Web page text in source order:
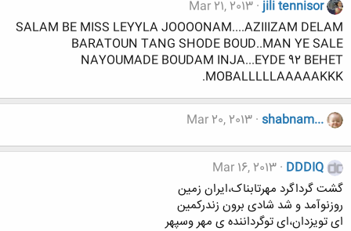
jili tennisor
Mar 21, 2013
SALAM BE MISS LEYYLA JOOOONAM....AZIIIZAM DELAM
BARATOUN TANG SHODE BOUD..MAN YE SALE
NAYOUMADE BOUDAM INJA...EYDE 92 BEHET
MOBALLLLLAAAAAKKK.
shabnam...
Mar 20, 2013
DDDIQ
Mar 16, 2013
گشت گرداگرد مهرتابناک،ایران زمین
روزنوآمد و شد شادی برون زندرکمین
ای تویزدان،ای توگرداننده ی مهر وسپهر